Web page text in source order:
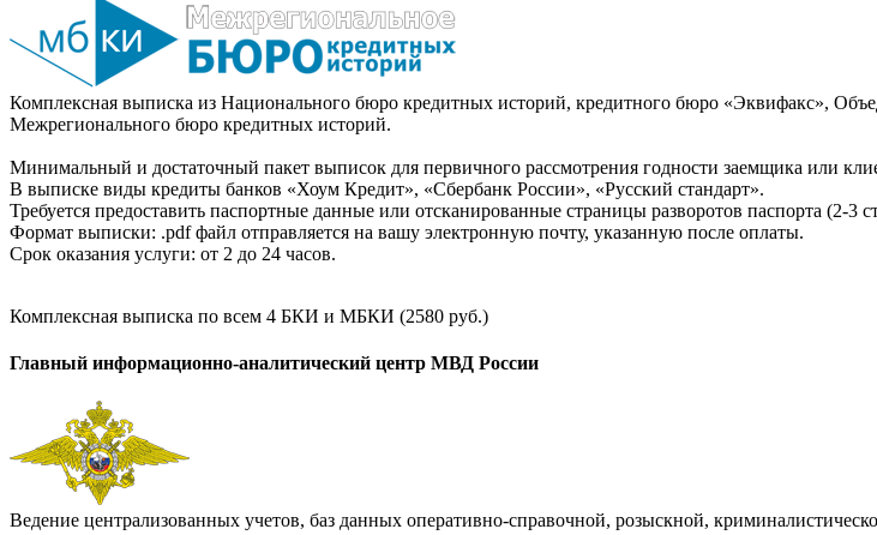
Комплексная выписка из Национального бюро кредитных историй, кредитного бюро «Эквифакс»,
Межрегионального бюро кредитных историй.
Минимальный и достаточный пакет выписок для первичного рассмотрения годности заемщика или
В выписке виды кредиты банков «Хоум Кредит», «Сбербанк России», «Русский стандарт».
Требуется предоставить паспортные данные или отсканированные страницы разворотов паспорта (2-3
Формат выписки: .pdf файл отправляется на вашу электронную почту, указанную после оплаты.
Срок оказания услуги: от 2 до 24 часов.
Комплексная выписка по всем 4 БКИ и МБКИ (2580 руб.)
Главный информационно-аналитический центр МВД России
Ведение централизованных учетов, баз данных оперативно-справочной, розыскной,